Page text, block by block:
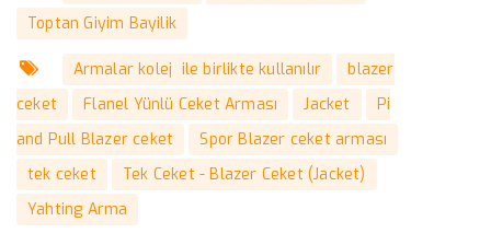
Toptan Giyim Bayilik
Armalar kolej ile birlikte kullanılır
blazer
ceket
Flanel Yünlü Ceket Arması Jacket
Pi
and Pull Blazer ceket
Spor Blazer ceket arması
tek ceket
Tek Ceket - Blazer Ceket (Jacket)
Yahting Arma